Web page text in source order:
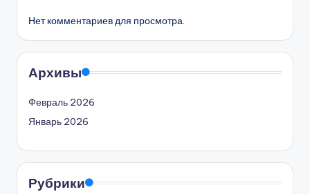
Нет комментариев для просмотра.
Архивы
Февраль 2026
Январь 2026
Рубрики